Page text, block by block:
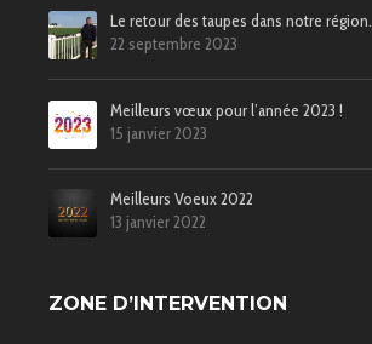
Le retour des taupes dans notre région.
22 septembre 2023
Meilleurs vœux pour l’année 2023 !
15 janvier 2023
Meilleurs Voeux 2022
13 janvier 2022
ZONE D’INTERVENTION